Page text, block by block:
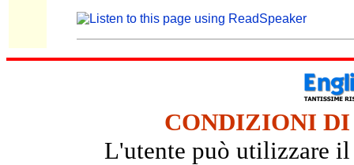
CONDIZIONI DI
L'utente può utilizzare il